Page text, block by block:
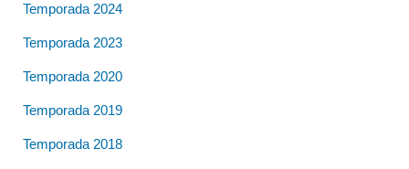
Temporada 2024
Temporada 2023
Temporada 2020
Temporada 2019
Temporada 2018